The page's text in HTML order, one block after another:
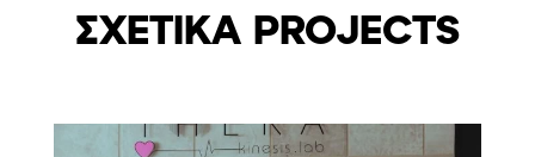
ΣΧΕΤΙΚΑ PROJECTS